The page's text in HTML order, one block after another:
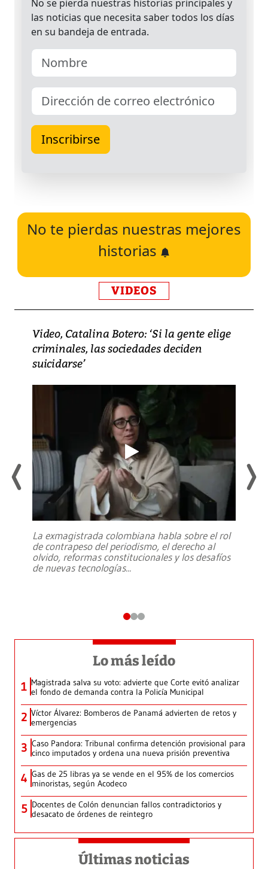
No te pierdas nuestras mejores
historias
VIDEOS
Video, Catalina Botero: ‘Si la gente elige
criminales, las sociedades deciden
suicidarse’
La exmagistrada colombiana habla sobre el rol
de contrapeso del periodismo, el derecho al
olvido, reformas constitucionales y los desafíos
de nuevas tecnologías...
Lo más leído
1 Magistrada salva su voto: advierte que Corte evitó analizar
el fondo de demanda contra la Policía Municipal
2 Víctor Álvarez: Bomberos de Panamá advierten de retos y
emergencias
3 Caso Pandora: Tribunal confirma detención provisional para
cinco imputados y ordena una nueva prisión preventiva
4 Gas de 25 libras ya se vende en el 95% de los comercios
minoristas, según Acodeco
5 Docentes de Colón denuncian fallos contradictorios y
desacato de órdenes de reintegro
Últimas noticias